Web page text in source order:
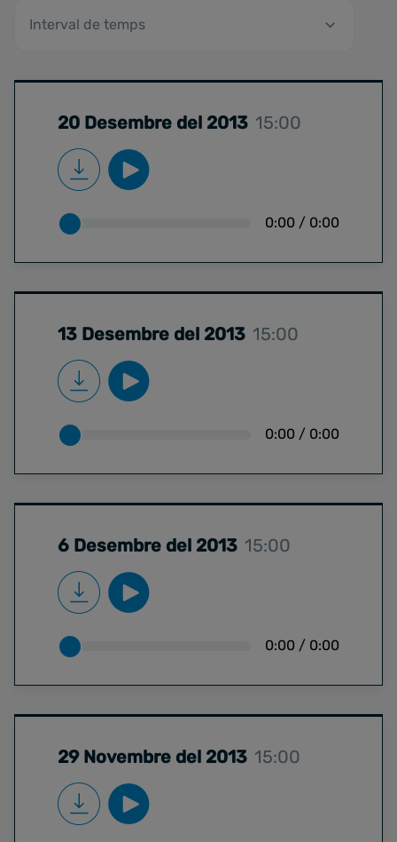
20 Desembre del 2013 15:00
0:00 / 0:00
13 Desembre del 2013 15:00
0:00 / 0:00
6 Desembre del 2013 15:00
0:00 / 0:00
29 Novembre del 2013 15:00